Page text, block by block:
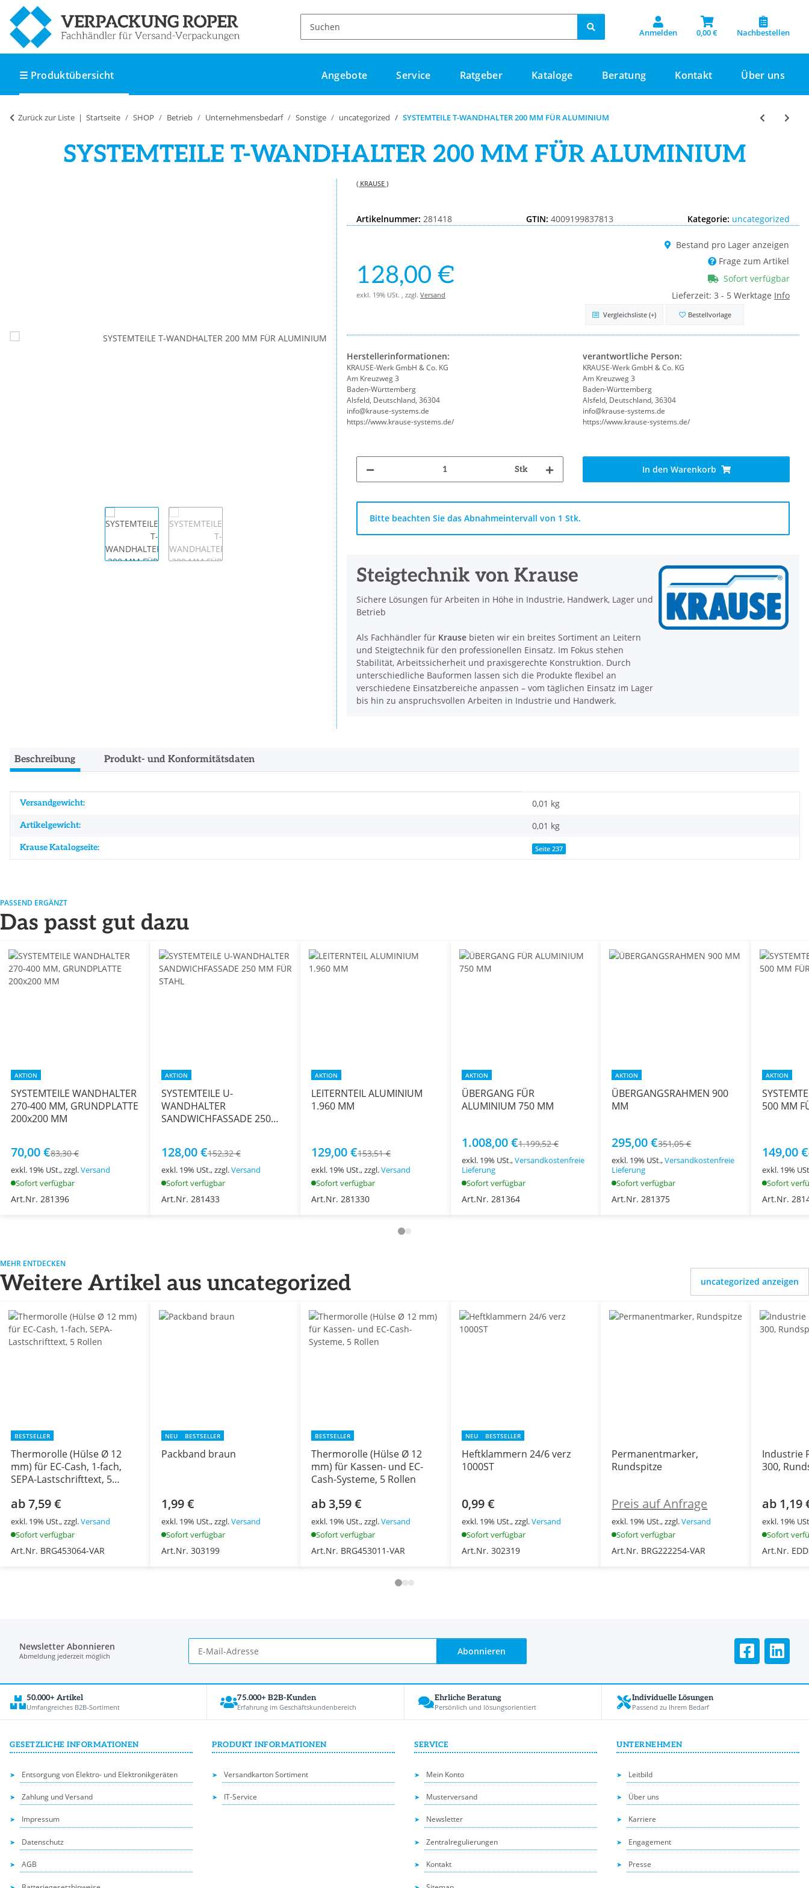
Anmelden 0,00 € Nachbestellen
☰ Produktübersicht Angebote Service Ratgeber Kataloge Beratung Kontakt Über uns
Zurück zur Liste Startseite SHOP Betrieb Unternehmensbedarf Sonstige uncategorized SYSTEMTEILE T-WANDHALTER 200 MM FÜR ALUMINIUM
SYSTEMTEILE T-WANDHALTER 200 MM FÜR ALUMINIUM
( KRAUSE )
Artikelnummer: 281418 GTIN: 4009199837813 Kategorie: uncategorized
128,00 €
exkl. 19% USt. , zzgl. Versand
Bestand pro Lager anzeigen
Frage zum Artikel
Sofort verfügbar
Lieferzeit: 3 - 5 Werktage Info
Vergleichsliste (+) Bestellvorlage
Herstellerinformationen:
KRAUSE-Werk GmbH & Co. KG
Am Kreuzweg 3
Baden-Württemberg
Alsfeld, Deutschland, 36304
info@krause-systems.de
https://www.krause-systems.de/
verantwortliche Person:
KRAUSE-Werk GmbH & Co. KG
Am Kreuzweg 3
Baden-Württemberg
Alsfeld, Deutschland, 36304
info@krause-systems.de
https://www.krause-systems.de/
Stk In den Warenkorb
x
Bitte beachten Sie das Abnahmeintervall von 1 Stk.
Steigtechnik von Krause
Sichere Lösungen für Arbeiten in Höhe in Industrie, Handwerk, Lager und
Betrieb
Als Fachhändler für Krause bieten wir ein breites Sortiment an Leitern
und Steigtechnik für den professionellen Einsatz. Im Fokus stehen
Stabilität, Arbeitssicherheit und praxisgerechte Konstruktion. Durch
unterschiedliche Bauformen lassen sich die Produkte flexibel an
verschiedene Einsatzbereiche anpassen – vom täglichen Einsatz im Lager
bis hin zu anspruchsvollen Arbeiten in Industrie und Handwerk.
Beschreibung Produkt- und Konformitätsdaten
Produkteigenschaft
Wert
Versandgewicht: 0,01 kg
Artikelgewicht: 0,01 kg
Krause Katalogseite: Seite 237
PASSEND ERGÄNZT
Das passt gut dazu
AKTION
SYSTEMTEILE WANDHALTER
270-400 MM, GRUNDPLATTE
200x200 MM
70,00 €83,30 €
exkl. 19% USt., zzgl.Versand
Sofort verfügbar
Art.Nr. 281396
AKTION
SYSTEMTEILE U-
WANDHALTER
SANDWICHFASSADE 250
128,00 €152,32 €
exkl. 19% USt., zzgl.Versand
Sofort verfügbar
Art.Nr. 281433
AKTION
LEITERNTEIL ALUMINIUM
1.960 MM
129,00 €153,51 €
exkl. 19% USt., zzgl.Versand
Sofort verfügbar
Art.Nr. 281330
AKTION
ÜBERGANG FÜR
ALUMINIUM 750 MM
1.008,00 €1.199,52 €
exkl. 19% USt.,Versandkostenfreie
Lieferung
Sofort verfügbar
Art.Nr. 281364
AKTION
ÜBERGANGSRAHMEN 900
MM
295,00 €351,05 €
exkl. 19% USt.,Versandkostenfreie
Lieferung
Sofort verfügbar
Art.Nr. 281375
AKTION
500 MM
149,00 €
exkl. 19%
Sofort
Art.Nr.
MEHR ENTDECKEN
Weitere Artikel aus uncategorized uncategorized anzeigen
BESTSELLER
Thermorolle (Hülse Ø 12
mm) für EC-Cash, 1-fach,
SEPA-Lastschrifttext, 5
ab 7,59 €
exkl. 19% USt., zzgl.Versand
Sofort verfügbar
Art.Nr. BRG453064-VAR
NEU BESTSELLER
Packband braun
1,99 €
exkl. 19% USt., zzgl.Versand
Sofort verfügbar
Art.Nr. 303199
BESTSELLER
Thermorolle (Hülse Ø 12
mm) für Kassen- und EC-
Cash-Systeme, 5 Rollen
ab 3,59 €
exkl. 19% USt., zzgl.Versand
Sofort verfügbar
Art.Nr. BRG453011-VAR
NEU BESTSELLER
Heftklammern 24/6 verz
1000ST
0,99 €
exkl. 19% USt., zzgl.Versand
Sofort verfügbar
Art.Nr. 302319
Permanentmarker,
Rundspitze
Preis auf Anfrage
exkl. 19% USt., zzgl.Versand
Sofort verfügbar
Art.Nr. BRG222254-VAR
Industrie
300,
ab 1,19
exkl. 19%
Sofort
Art.Nr.
Newsletter Abonnieren
Abmeldung jederzeit möglich Abonnieren
50.000+ Artikel
Umfangreiches B2B-Sortiment
75.000+ B2B-Kunden
Erfahrung im Geschäftskundenbereich
Ehrliche Beratung
Persönlich und lösungsorientiert
Individuelle Lösungen
Passend zu Ihrem Bedarf
GESETZLICHE INFORMATIONEN
Entsorgung von Elektro- und Elektronikgeräten
Zahlung und Versand
Impressum
Datenschutz
AGB
PRODUKT INFORMATIONEN
Versandkarton Sortiment
IT-Service
SERVICE
Mein Konto
Musterversand
Newsletter
Zentralregulierungen
Kontakt
UNTERNEHMEN
Leitbild
Über uns
Karriere
Engagement
Presse